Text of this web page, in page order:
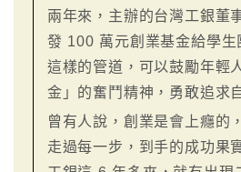
兩年來，主辦的台灣工銀董
發 100 萬元創業基金給學生
這樣的管道，可以鼓勵年輕
金」的奮鬥精神，勇敢追求
曾有人說，創業是會上癮的
走過每一步，到手的成功果